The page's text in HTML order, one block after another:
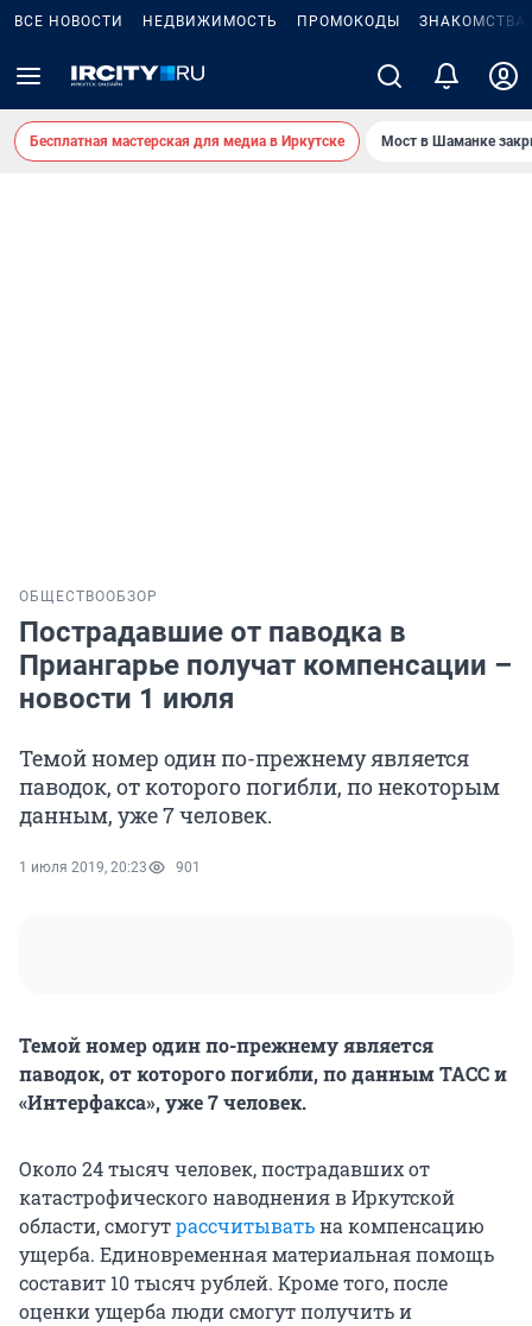
ВСЕ НОВОСТИ НЕДВИЖИМОСТЬ ПРОМОКОДЫ ЗНАКОМСТВА
Бесплатная мастерская для медиа в Иркутске Мост в Шаманке
ОБЩЕСТВООБЗОР
Пострадавшие от паводка в
Приангарье получат компенсации –
новости 1 июля
Темой номер один по-прежнему является
паводок, от которого погибли, по некоторым
данным, уже 7 человек.
1 июля 2019, 20:23 901
Темой номер один по-прежнему является
паводок, от которого погибли, по данным ТАСС и
«Интерфакса», уже 7 человек.
Около 24 тысяч человек, пострадавших от
катастрофического наводнения в Иркутской
области, смогутрассчитыватьна компенсацию
ущерба. Единовременная материальная помощь
составит 10 тысяч рублей. Кроме того, после
оценки ущерба люди смогут получить и